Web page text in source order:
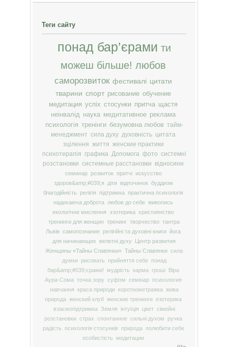
Теги сайту
понад бар’єрами ти
можеш більше! любов
саморозвиток фестивалі цитати
тварини спорт рисование обучение
медитация успіх стосунки притча щастя
неінвалід наука медитативное реклама
психологія тренінги безумовна любов тайм-
менеджмент сила духу духовність цитата
зцілення життя женские практики
психотерапія графика Допомога фото системні
розстановки системные расстановки відносини
семинар розвиток притчі
искусство
здоров&amp;#039;я
діти відпочинок буддизм
благодійність
релігія підтримка
практична психологія
надихаюча доброта
любов до себе живопись
екологічне мислення
эзотерика християнство
тренинги для женщин тренинг творчество тантра
Львів самопознание релігійні та духовні книги йога
для начинающих
велетні духу
Центр развития
Женщины «Тайны Славянки» Тайны Славянки сила
думки
рисовать прийняття себе
понад
бар&amp;#039;єрами!
мудрість карма гроші
Віра
Аура-Сома точка зору суфізм семінар психология
навчання
краса природи короткометражка жива
природа женский клуб женские тренинги езотерика
взаємопідтримка Земля інтуїція цвет сімейні
розстановки страх спонтанное сильні духом
ручка
радість
психологія стосунків природа
полюбити себе
особистість
медитации